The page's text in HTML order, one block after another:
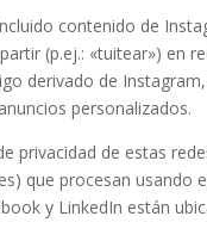
contenido de
(p.ej.: «tuitear») en
derivado de
personalizados.
privacidad de estas
que procesan
y LinkedIn están